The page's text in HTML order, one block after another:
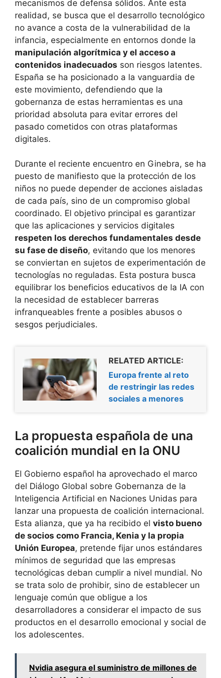
mecanismos de defensa sólidos. Ante esta
realidad, se busca que el desarrollo tecnológico
no avance a costa de la vulnerabilidad de la
infancia, especialmente en entornos donde la
manipulación algorítmica y el acceso a
contenidos inadecuados son riesgos latentes.
España se ha posicionado a la vanguardia de
este movimiento, defendiendo que la
gobernanza de estas herramientas es una
prioridad absoluta para evitar errores del
pasado cometidos con otras plataformas
digitales.
Durante el reciente encuentro en Ginebra, se ha
puesto de manifiesto que la protección de los
niños no puede depender de acciones aisladas
de cada país, sino de un compromiso global
coordinado. El objetivo principal es garantizar
que las aplicaciones y servicios digitales
respeten los derechos fundamentales desde
su fase de diseño, evitando que los menores
se conviertan en sujetos de experimentación de
tecnologías no reguladas. Esta postura busca
equilibrar los beneficios educativos de la IA con
la necesidad de establecer barreras
infranqueables frente a posibles abusos o
sesgos perjudiciales.
RELATED ARTICLE:
Europa frente al reto
de restringir las redes
sociales a menores
La propuesta española de una
coalición mundial en la ONU
El Gobierno español ha aprovechado el marco
del Diálogo Global sobre Gobernanza de la
Inteligencia Artificial en Naciones Unidas para
lanzar una propuesta de coalición internacional.
Esta alianza, que ya ha recibido el visto bueno
de socios como Francia, Kenia y la propia
Unión Europea, pretende fijar unos estándares
mínimos de seguridad que las empresas
tecnológicas deban cumplir a nivel mundial. No
se trata solo de prohibir, sino de establecer un
lenguaje común que obligue a los
desarrolladores a considerar el impacto de sus
productos en el desarrollo emocional y social de
los adolescentes.
Nvidia asegura el suministro de millones de